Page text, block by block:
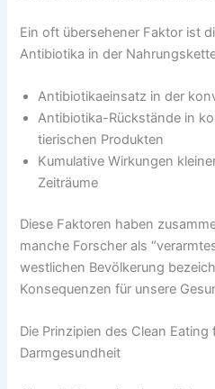
Ein oft übersehener Faktor ist
Antibiotika in der
Antibiotikaeinsatz in der
Antibiotika-Rückstände in
tierischen Produkten
Kumulative Wirkungen
Zeiträume
Diese Faktoren haben
manche Forscher als
westlichen Bevölkerung
Konsequenzen für unsere
Die Prinzipien des Clean Eating
Darmgesundheit